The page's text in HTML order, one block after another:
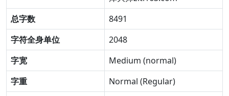
总字数
8491
字符全身单位
2048
字宽
Medium (normal)
字重
Normal (Regular)